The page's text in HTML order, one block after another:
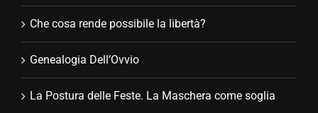
Che cosa rende possibile la libertà?
Genealogia Dell’Ovvio
La Postura delle Feste. La Maschera come soglia